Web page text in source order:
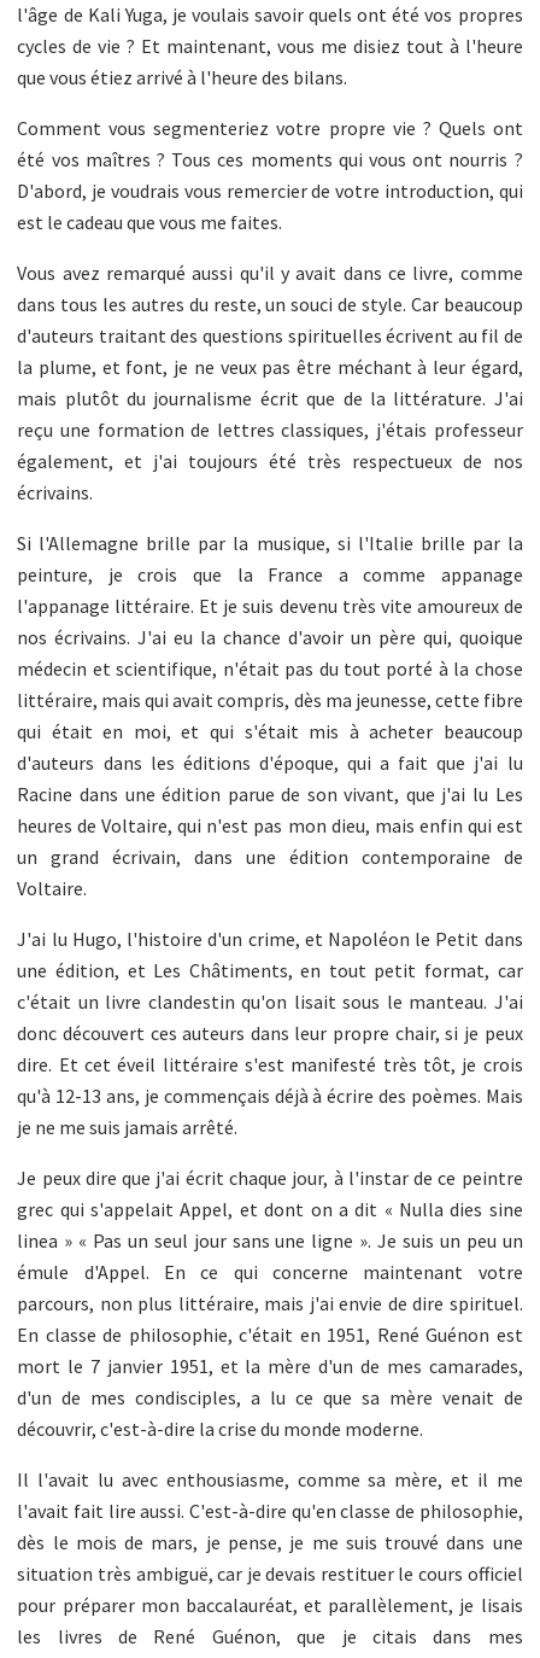
l'âge de Kali Yuga, je voulais savoir quels ont été vos propres
cycles de vie ? Et maintenant, vous me disiez tout à l'heure
que vous étiez arrivé à l'heure des bilans.
Comment vous segmenteriez votre propre vie ? Quels ont
été vos maîtres ? Tous ces moments qui vous ont nourris ?
D'abord, je voudrais vous remercier de votre introduction, qui
est le cadeau que vous me faites.
Vous avez remarqué aussi qu'il y avait dans ce livre, comme
dans tous les autres du reste, un souci de style. Car beaucoup
d'auteurs traitant des questions spirituelles écrivent au fil de
la plume, et font, je ne veux pas être méchant à leur égard,
mais plutôt du journalisme écrit que de la littérature. J'ai
reçu une formation de lettres classiques, j'étais professeur
également, et j'ai toujours été très respectueux de nos
écrivains.
Si l'Allemagne brille par la musique, si l'Italie brille par la
peinture, je crois que la France a comme appanage
l'appanage littéraire. Et je suis devenu très vite amoureux de
nos écrivains. J'ai eu la chance d'avoir un père qui, quoique
médecin et scientifique, n'était pas du tout porté à la chose
littéraire, mais qui avait compris, dès ma jeunesse, cette fibre
qui était en moi, et qui s'était mis à acheter beaucoup
d'auteurs dans les éditions d'époque, qui a fait que j'ai lu
Racine dans une édition parue de son vivant, que j'ai lu Les
heures de Voltaire, qui n'est pas mon dieu, mais enfin qui est
un grand écrivain, dans une édition contemporaine de
Voltaire.
J'ai lu Hugo, l'histoire d'un crime, et Napoléon le Petit dans
une édition, et Les Châtiments, en tout petit format, car
c'était un livre clandestin qu'on lisait sous le manteau. J'ai
donc découvert ces auteurs dans leur propre chair, si je peux
dire. Et cet éveil littéraire s'est manifesté très tôt, je crois
qu'à 12-13 ans, je commençais déjà à écrire des poèmes. Mais
je ne me suis jamais arrêté.
Je peux dire que j'ai écrit chaque jour, à l'instar de ce peintre
grec qui s'appelait Appel, et dont on a dit « Nulla dies sine
linea » « Pas un seul jour sans une ligne ». Je suis un peu un
émule d'Appel. En ce qui concerne maintenant votre
parcours, non plus littéraire, mais j'ai envie de dire spirituel.
En classe de philosophie, c'était en 1951, René Guénon est
mort le 7 janvier 1951, et la mère d'un de mes camarades,
d'un de mes condisciples, a lu ce que sa mère venait de
découvrir, c'est-à-dire la crise du monde moderne.
Il l'avait lu avec enthousiasme, comme sa mère, et il me
l'avait fait lire aussi. C'est-à-dire qu'en classe de philosophie,
dès le mois de mars, je pense, je me suis trouvé dans une
situation très ambiguë, car je devais restituer le cours officiel
pour préparer mon baccalauréat, et parallèlement, je lisais
les livres de René Guénon, que je citais dans mes